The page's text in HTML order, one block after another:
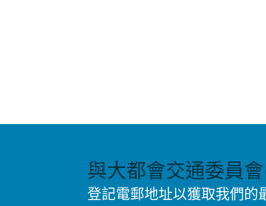
與大都會交通委員
登記電郵地址以獲取我們的